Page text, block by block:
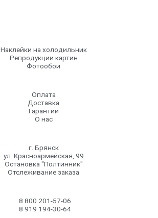
Наклейки на холодильник
Репродукции картин
Фотообои
Оплата
Доставка
Гарантии
О нас
г. Брянск
ул. Красноармейская, 99
Остановка "Полтинник"
Отслеживание заказа
8 800 201-57-06
8 919 194-30-64